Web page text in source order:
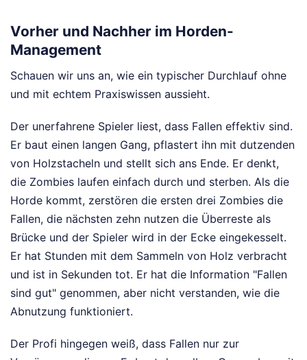
Vorher und Nachher im Horden-
Management
Schauen wir uns an, wie ein typischer Durchlauf ohne
und mit echtem Praxiswissen aussieht.
Der unerfahrene Spieler liest, dass Fallen effektiv sind.
Er baut einen langen Gang, pflastert ihn mit dutzenden
von Holzstacheln und stellt sich ans Ende. Er denkt,
die Zombies laufen einfach durch und sterben. Als die
Horde kommt, zerstören die ersten drei Zombies die
Fallen, die nächsten zehn nutzen die Überreste als
Brücke und der Spieler wird in der Ecke eingekesselt.
Er hat Stunden mit dem Sammeln von Holz verbracht
und ist in Sekunden tot. Er hat die Information "Fallen
sind gut" genommen, aber nicht verstanden, wie die
Abnutzung funktioniert.
Der Profi hingegen weiß, dass Fallen nur zur